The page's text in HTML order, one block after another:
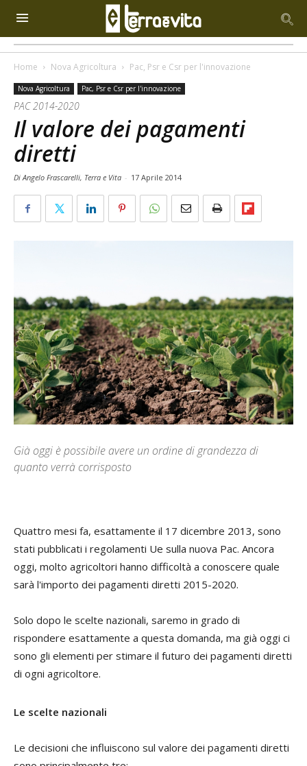
Home Nova Agricoltura Pac, Psr e Csr per l'innovazione
Nova Agricoltura Pac, Psr e Csr per l'innovazione
PAC 2014-2020
Il valore dei pagamenti
diretti
Di Angelo Frascarelli, Terra e Vita - 17 Aprile 2014
Già oggi è possibile avere un ordine di grandezza di
quanto verrà corrisposto
Quattro mesi fa, esattamente il 17 dicembre 2013, sono
stati pubblicati i regolamenti Ue sulla nuova Pac. Ancora
oggi, molto agricoltori hanno difficoltà a conoscere quale
sarà l'importo dei pagamenti diretti 2015-2020.
Solo dopo le scelte nazionali, saremo in grado di
rispondere esattamente a questa domanda, ma già oggi ci
sono gli elementi per stimare il futuro dei pagamenti diretti
di ogni agricoltore.
Le scelte nazionali
Le decisioni che influiscono sul valore dei pagamenti diretti